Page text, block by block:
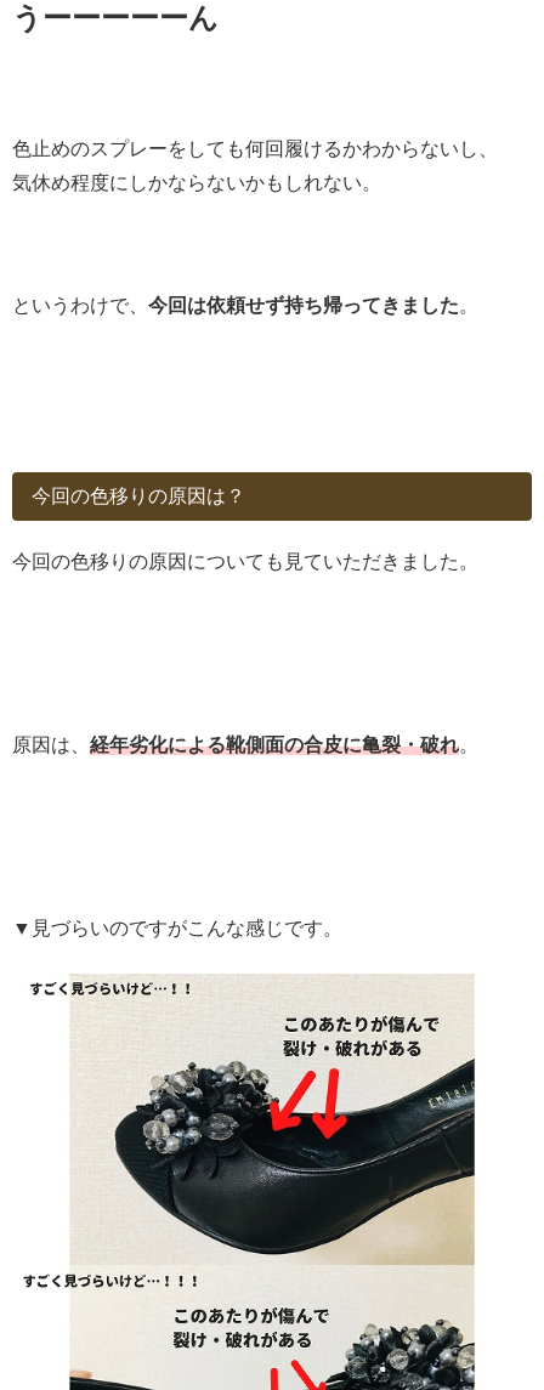
うーーーーーん
色止めのスプレーをしても何回履けるかわからないし、
気休め程度にしかならないかもしれない。
というわけで、 今回は依頼せず持ち帰ってきました。
今回の色移りの原因は？
今回の色移りの原因についても見ていただきました。
原因は、 経年劣化による靴側面の合皮に亀裂・破れ。
▼見づらいのですがこんな感じです。